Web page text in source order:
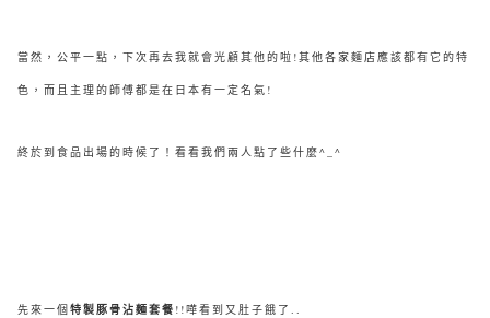
當然，公平一點，下次再去我就會光顧其他的啦!其他各家麵店應該都有它的特
色，而且主理的師傅都是在日本有一定名氣!
終於到食品出場的時候了！看看我們兩人點了些什麼^_^
先來一個 特製豚骨沾麵套餐 !!嘩看到又肚子餓了..